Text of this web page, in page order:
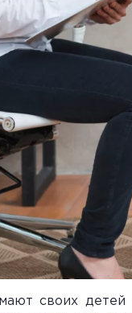
своих